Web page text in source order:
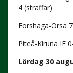
4 (straffar)
Forshaga-Orsa
Piteå-Kiruna IF
Lördag 30